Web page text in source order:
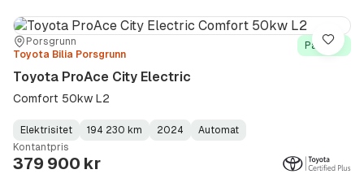
Sted:Porsgrunn
Forhandler:
Toyota Bilia Porsgrunn
På lager
Toyota ProAce City Electric
Comfort 50kw L2
Fuel
Type:
Elektrisitet
Kilometerstand :
194 230 km
Model
Year:
2024
Gearbox
Type:
Automat
Kontantpris
379 900 kr
Lagre